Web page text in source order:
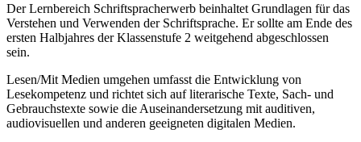
Der Lernbereich Schriftspracherwerb beinhaltet Grundlagen für das
Verstehen und Verwenden der Schriftsprache. Er sollte am Ende des
ersten Halbjahres der Klassenstufe 2 weitgehend abgeschlossen
sein.
Lesen/Mit Medien umgehen umfasst die Entwicklung von
Lesekompetenz und richtet sich auf literarische Texte, Sach- und
Gebrauchstexte sowie die Auseinandersetzung mit auditiven,
audiovisuellen und anderen geeigneten digitalen Medien.